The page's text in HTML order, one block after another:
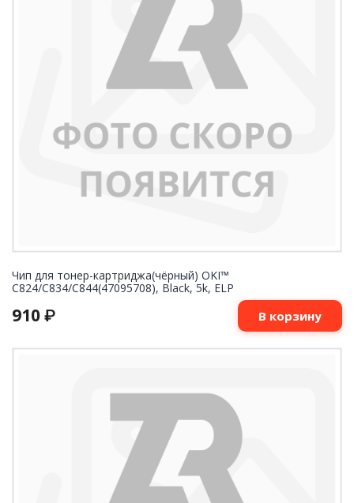
Чип для тонер-картриджа(чёрный) OKI™
C824/C834/C844(47095708), Black, 5k, ELP
910 ₽ В корзину